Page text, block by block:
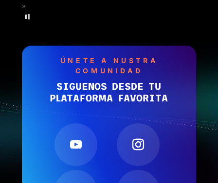
»
ÚNETE A NUSTRA
COMUNIDAD
SIGUENOS DESDE TU
PLATAFORMA FAVORITA